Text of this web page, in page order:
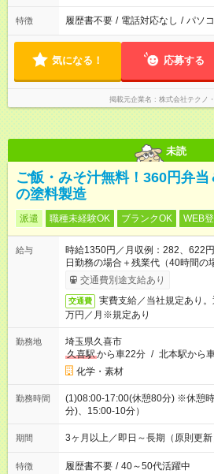
特徴 履歴書不要 / 電話対応なし / パソ
気になる！ 応募する
掲載元企業名 株式会社テクノ
未読
ご飯・みそ汁無料！360円弁
の塗料製造
派遣 職種未経験OK ブランクOK WEB
給与
時給1350円／月収例：282、622
日勤務の場合＋残業代（40時間の
交通費別途支給あり
交通費
実費支給／当社規定あり
万円／月※規定あり
勤務地
埼玉県久喜市
久喜駅から車22分 / 北本駅から
化学・素材
勤務時間
(1)08:00-17:00(休憩80分) ※休憩
分)、15:00-10分）
期間 3ヶ月以上／即日～長期（原則更新
特徴 履歴書不要 / 40～50代活躍中